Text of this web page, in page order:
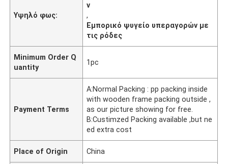
Υψηλό φως:
ν
,
Εμπορικό ψυγείο υπεραγορών με
τις ρόδες
Minimum Order Q
uantity
1pc
Payment Terms
A:Normal Packing : pp packing inside
with wooden frame packing outside ,
as our picture showing for free.
B:Custimzed Packing available ,but ne
ed extra cost
Place of Origin China